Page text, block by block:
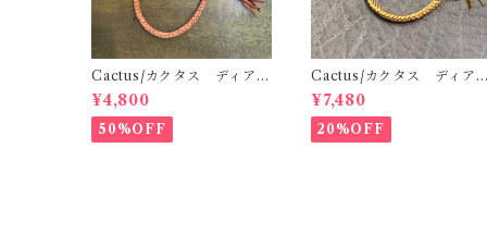
Cactus/カクタス ディアス
キンレース（鹿革）8本編み
ウォレットロープ サドル 4
8cm 手編み 八つ編み
¥4,800
50%OFF
Cactus/カクタス ディア
キンレース（鹿革）8本編み
ウォレットロープ サドル
5cm 手編み 八つ編み
¥7,480
20%OFF